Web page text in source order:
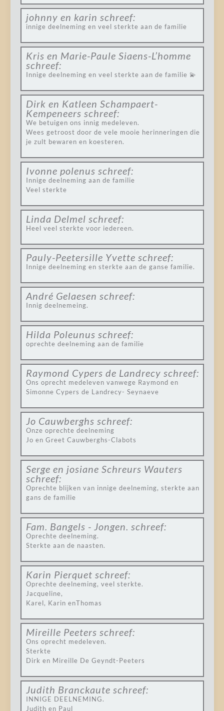
johnny en karin schreef:
innige deelneming en veel sterkte aan de familie
Kris en Marie-Paule Siaens-L’homme
schreef:
Innige deelneming en veel sterkte aan de familie 💫
Dirk en Katleen Schampaert-
Kempeneers schreef:
We betuigen ons innig medeleven.
Wees getroost door de vele mooie herinneringen die
je zult bewaren en koesteren.
Ivonne polenus schreef:
Innige deelneming aan de familie
Veel sterkte
Linda Delmel schreef:
Heel veel sterkte voor iedereen.
Pauly-Peetersille Yvette schreef:
Innige deelneming en sterkte aan de ganse familie.
André Gelaesen schreef:
Innig deelnemeing.
Hilda Poleunus schreef:
oprechte deelneming aan de familie
Raymond Cypers de Landrecy schreef:
Ons oprecht medeleven vanwege Raymond en
Simonne Cypers de Landrecy- Seynaeve
Jo Cauwberghs schreef:
Onze oprechte deelneming
Jo en Greet Cauwberghs-Clabots
Serge en josiane Schreurs Wauters
schreef:
Oprechte blijken van innige deelneming, sterkte aan
gans de familie
Fam. Bangels - Jongen. schreef:
Oprechte deelneming.
Sterkte aan de naasten.
Karin Pierquet schreef:
Oprechte deelneming, veel sterkte.
Jacqueline,
Karel, Karin enThomas
Mireille Peeters schreef:
Ons oprecht medeleven.
Sterkte
Dirk en Mireille De Geyndt-Peeters
Judith Branckaute schreef:
INNIGE DEELNEMING.
Judith en Paul